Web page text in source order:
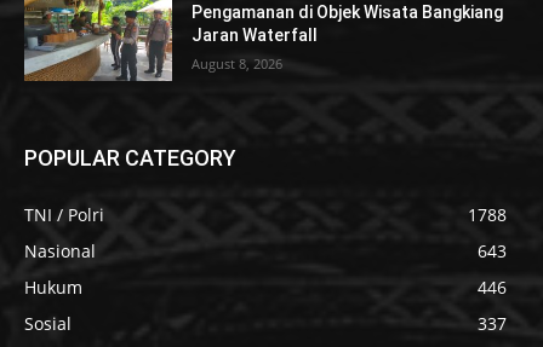
Pengamanan di Objek Wisata Bangkiang
Jaran Waterfall
August 8, 2026
POPULAR CATEGORY
TNI / Polri
1788
Nasional
643
Hukum
446
Sosial
337